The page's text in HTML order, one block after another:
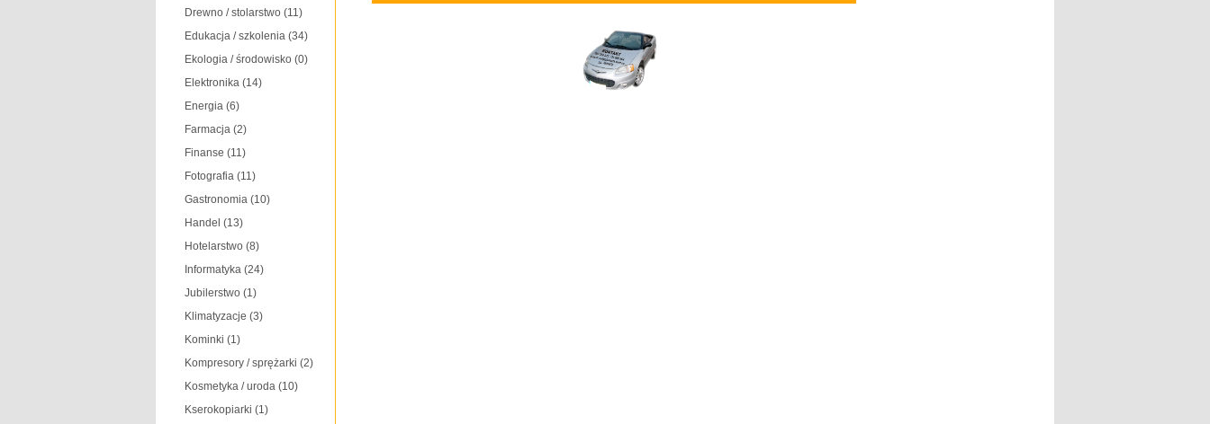
Drewno / stolarstwo (11)
Edukacja / szkolenia (34)
Ekologia / środowisko (0)
Elektronika (14)
Energia (6)
Farmacja (2)
Finanse (11)
Fotografia (11)
Gastronomia (10)
Handel (13)
Hotelarstwo (8)
Informatyka (24)
Jubilerstwo (1)
Klimatyzacje (3)
Kominki (1)
Kompresory / sprężarki (2)
Kosmetyka / uroda (10)
Kserokopiarki (1)